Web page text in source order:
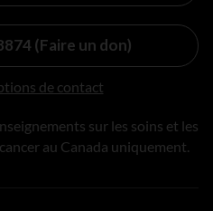
(Faire un don)
de contact
sur les soins et les
au Canada uniquement.